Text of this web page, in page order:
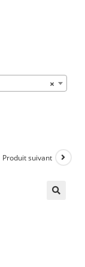
×
Produit suivant